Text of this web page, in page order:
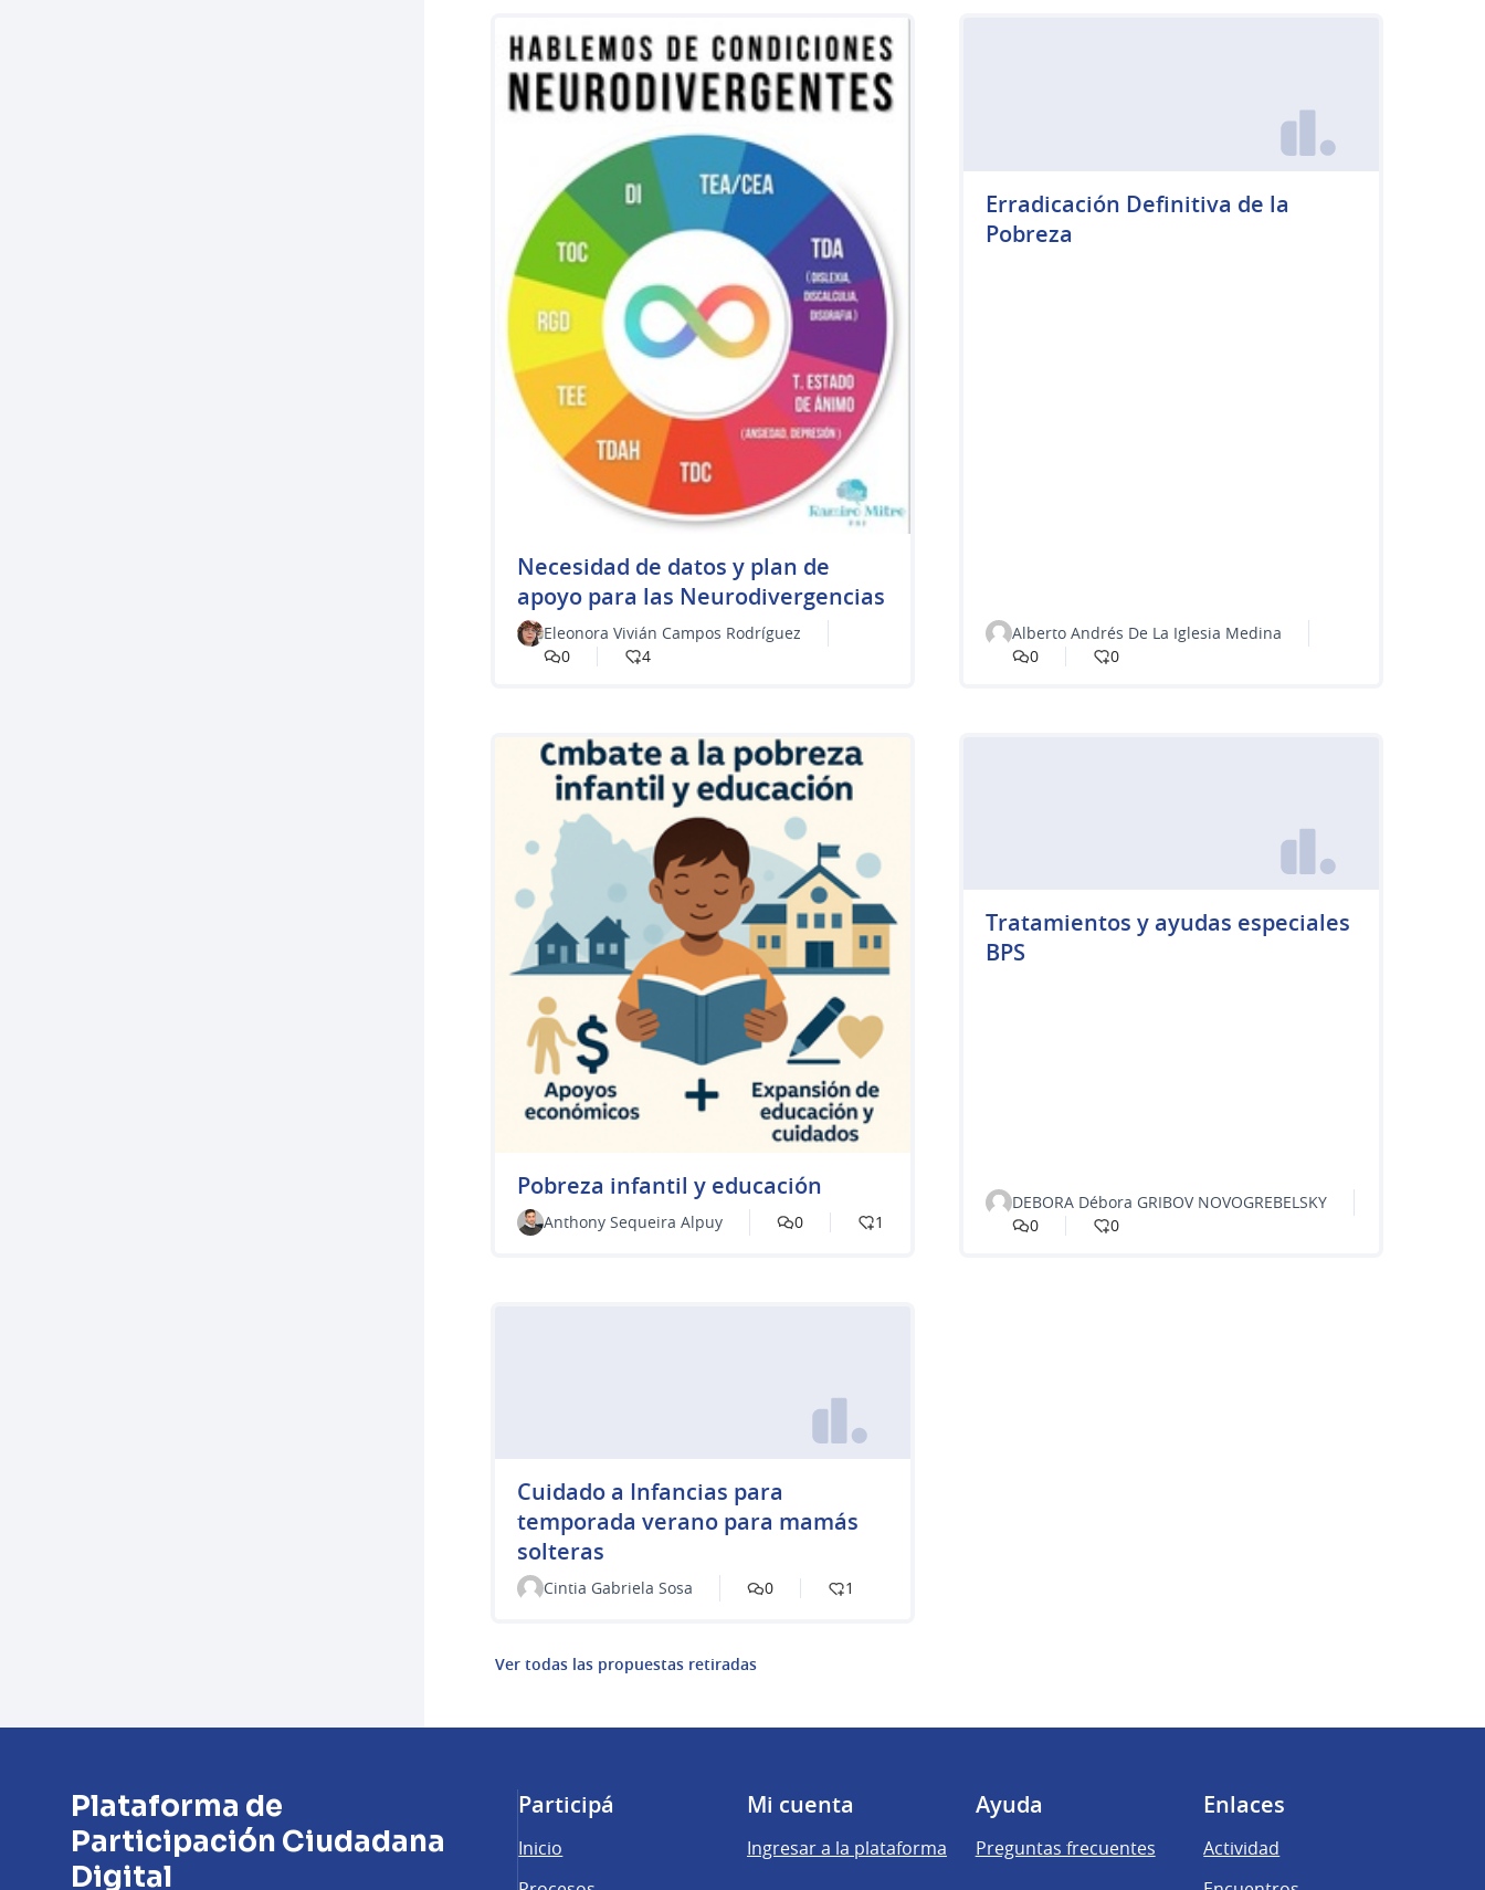
​Necesidad de datos y plan de
apoyo para las Neurodivergencias
Eleonora Vivián Campos Rodríguez
0
4
Erradicación Definitiva de la
Pobreza
Alberto Andrés De La Iglesia Medina
0
0
Pobreza infantil y educación
Anthony Sequeira Alpuy 0 1
Tratamientos y ayudas especiales
BPS
DEBORA Débora GRIBOV NOVOGREBELSKY
0
0
Cuidado a Infancias para
temporada verano para mamás
solteras
Cintia Gabriela Sosa 0 1
Ver todas las propuestas retiradas
Plataforma de
Participación Ciudadana
Digital
Participá
Inicio
Mi cuenta
Ingresar a la plataforma
Ayuda
Preguntas frecuentes
Enlaces
Actividad